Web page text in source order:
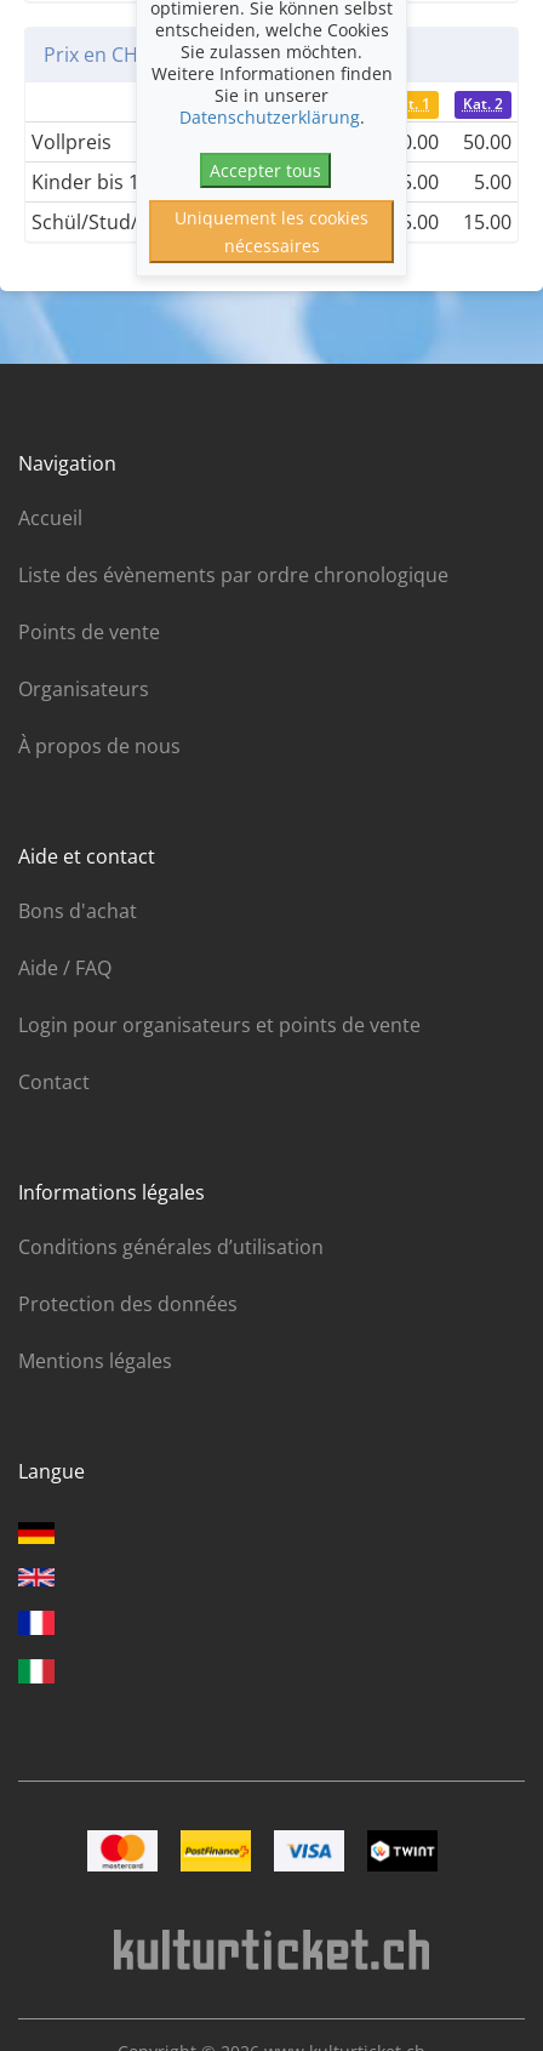
Prix en CHF
Kat. 1 Kat. 2
Vollpreis 60.00
50.00
Kinder bis 12 J. in Begl. Erwachsener
5.00
5.00
Schül/Stud/Lehrl/KLegi
15.00 15.00
Navigation
Accueil
Liste des évènements par ordre chronologique
Points de vente
Organisateurs
À propos de nous
Aide et contact
Bons d'achat
Aide / FAQ
Login pour organisateurs et points de vente
Contact
Informations légales
Conditions générales d’utilisation
Protection des données
Mentions légales
Langue
Image MastercardImage Postfinance
Image VISAImage TWINT
optimieren. Sie können selbst
entscheiden, welche Cookies
Sie zulassen möchten.
Weitere Informationen finden
Sie in unserer
Datenschutzerklärung.
Accepter tous
Uniquement les cookies
nécessaires